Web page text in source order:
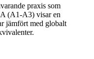
praxis som
(A1-A3) visar en
jämfört med globalt